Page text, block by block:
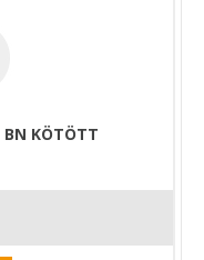
BN KÖTÖTT